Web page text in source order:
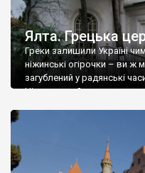
Ялта. Грецька
Греки залишили Україні
ніжинські огірочки – ви ж
загублений у радянські
Ніжин греки?